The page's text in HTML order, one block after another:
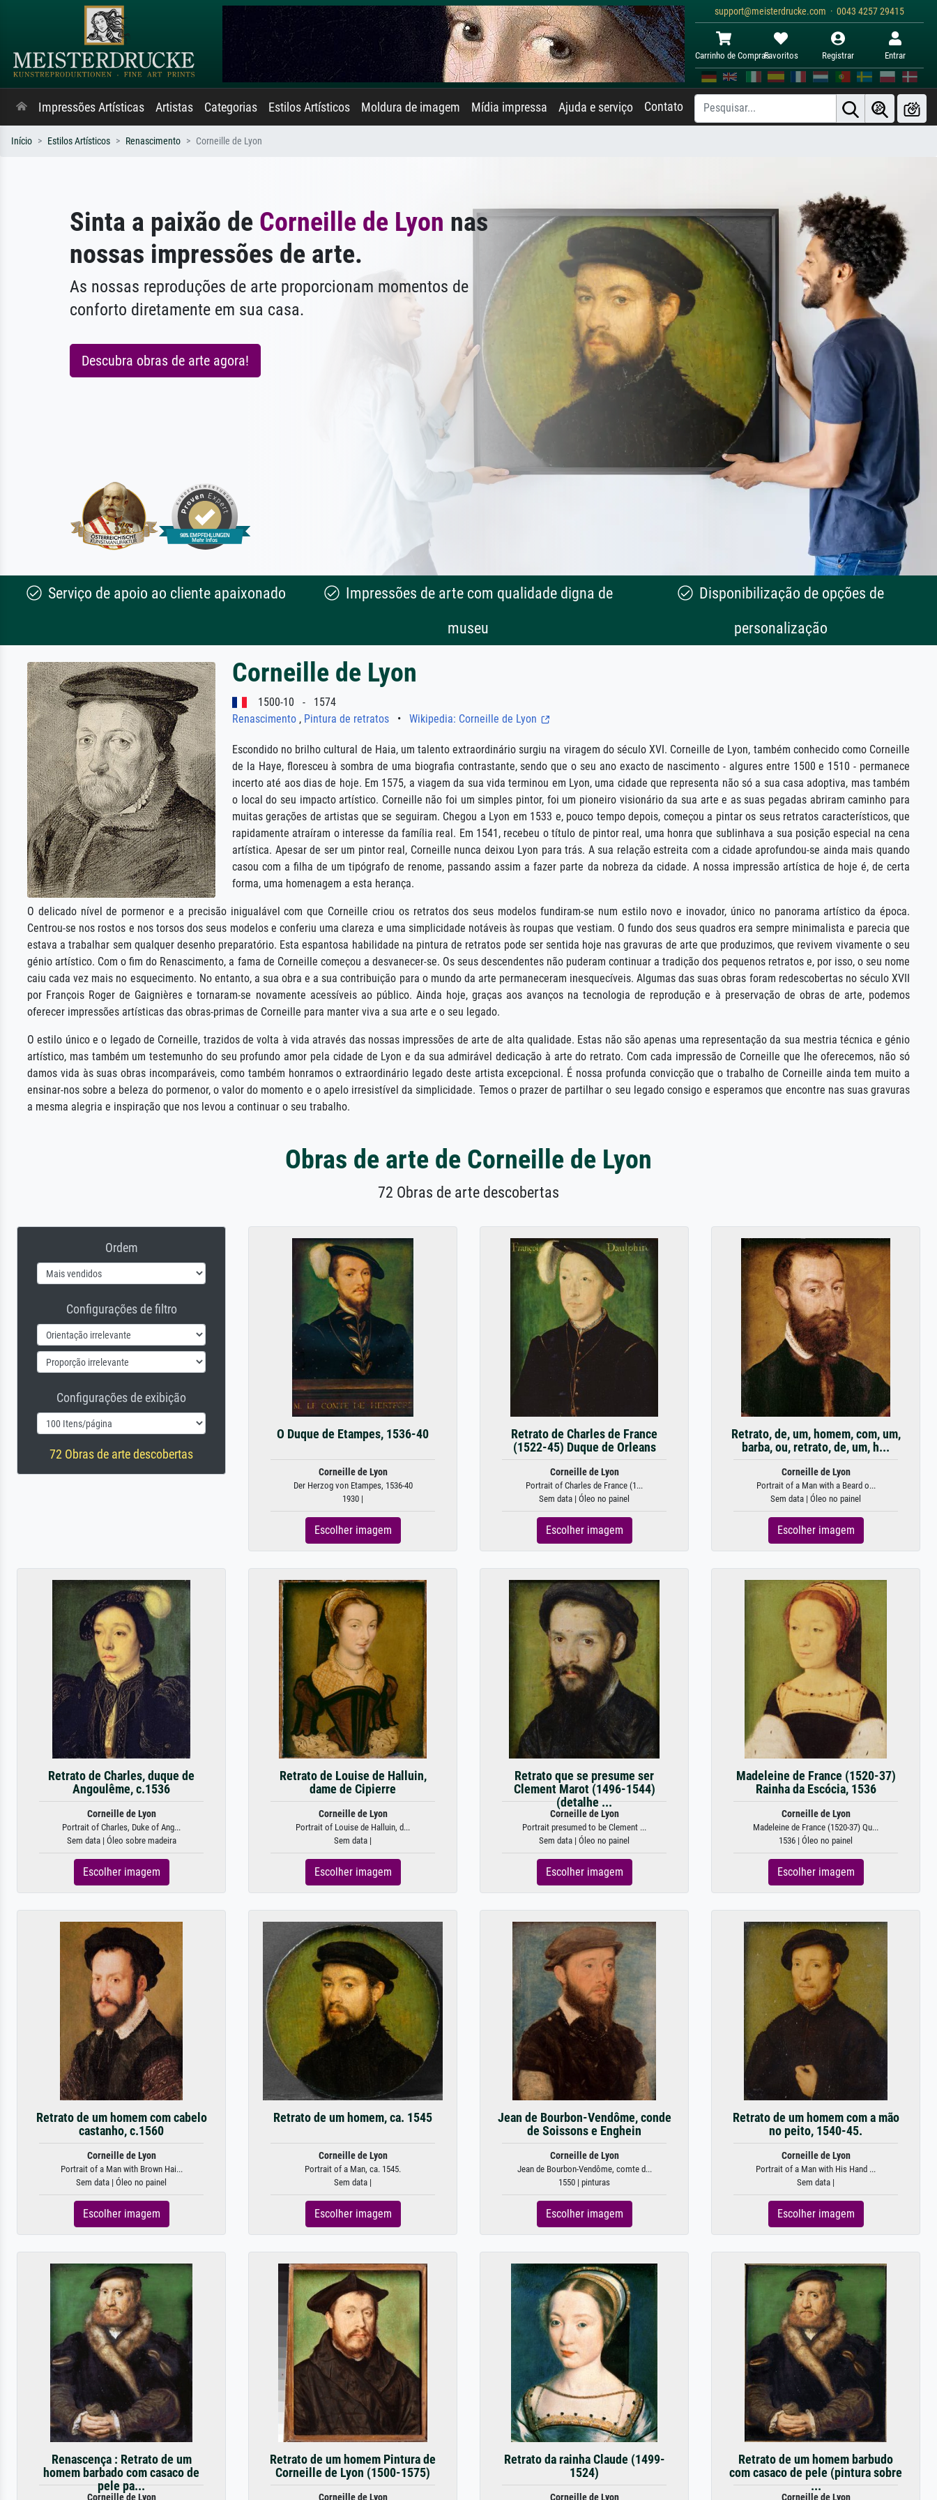
support@meisterdrucke.com · 0043 4257 29415
Carrinho de ComprasFavoritos Registrar Entrar
Impressões Artísticas Artistas Categorias Estilos Artísticos Moldura de imagem Mídia impressa Ajuda e serviço Contato
Início Estilos Artísticos Renascimento Corneille de Lyon
Sinta a paixão de Corneille de Lyon nas
nossas impressões de arte.
As nossas reproduções de arte proporcionam momentos de
conforto diretamente em sua casa.
Descubra obras de arte agora!
Serviço de apoio ao cliente apaixonado
Impressões de arte com qualidade digna de
museu
Disponibilização de opções de
personalização
Corneille de Lyon
1500-10 - 1574
Renascimento , Pintura de retratos • Wikipedia: Corneille de Lyon
Escondido no brilho cultural de Haia, um talento extraordinário surgiu na viragem do século XVI. Corneille de Lyon, também conhecido como Corneille
de la Haye, floresceu à sombra de uma biografia contrastante, sendo que o seu ano exacto de nascimento - algures entre 1500 e 1510 - permanece
incerto até aos dias de hoje. Em 1575, a viagem da sua vida terminou em Lyon, uma cidade que representa não só a sua casa adoptiva, mas também
o local do seu impacto artístico. Corneille não foi um simples pintor, foi um pioneiro visionário da sua arte e as suas pegadas abriram caminho para
muitas gerações de artistas que se seguiram. Chegou a Lyon em 1533 e, pouco tempo depois, começou a pintar os seus retratos característicos, que
rapidamente atraíram o interesse da família real. Em 1541, recebeu o título de pintor real, uma honra que sublinhava a sua posição especial na cena
artística. Apesar de ser um pintor real, Corneille nunca deixou Lyon para trás. A sua relação estreita com a cidade aprofundou-se ainda mais quando
casou com a filha de um tipógrafo de renome, passando assim a fazer parte da nobreza da cidade. A nossa impressão artística de hoje é, de certa
forma, uma homenagem a esta herança.
O delicado nível de pormenor e a precisão inigualável com que Corneille criou os retratos dos seus modelos fundiram-se num estilo novo e inovador, único no panorama artístico da época.
Centrou-se nos rostos e nos torsos dos seus modelos e conferiu uma clareza e uma simplicidade notáveis às roupas que vestiam. O fundo dos seus quadros era sempre minimalista e parecia que
estava a trabalhar sem qualquer desenho preparatório. Esta espantosa habilidade na pintura de retratos pode ser sentida hoje nas gravuras de arte que produzimos, que revivem vivamente o seu
génio artístico. Com o fim do Renascimento, a fama de Corneille começou a desvanecer-se. Os seus descendentes não puderam continuar a tradição dos pequenos retratos e, por isso, o seu nome
caiu cada vez mais no esquecimento. No entanto, a sua obra e a sua contribuição para o mundo da arte permaneceram inesquecíveis. Algumas das suas obras foram redescobertas no século XVII
por François Roger de Gaignières e tornaram-se novamente acessíveis ao público. Ainda hoje, graças aos avanços na tecnologia de reprodução e à preservação de obras de arte, podemos
oferecer impressões artísticas das obras-primas de Corneille para manter viva a sua arte e o seu legado.
O estilo único e o legado de Corneille, trazidos de volta à vida através das nossas impressões de arte de alta qualidade. Estas não são apenas uma representação da sua mestria técnica e génio
artístico, mas também um testemunho do seu profundo amor pela cidade de Lyon e da sua admirável dedicação à arte do retrato. Com cada impressão de Corneille que lhe oferecemos, não só
damos vida às suas obras incomparáveis, como também honramos o extraordinário legado deste artista excepcional. É nossa profunda convicção que o trabalho de Corneille ainda tem muito a
ensinar-nos sobre a beleza do pormenor, o valor do momento e o apelo irresistível da simplicidade. Temos o prazer de partilhar o seu legado consigo e esperamos que encontre nas suas gravuras
a mesma alegria e inspiração que nos levou a continuar o seu trabalho.
Obras de arte de Corneille de Lyon
72 Obras de arte descobertas
Ordem
Configurações de filtro
Configurações de exibição
72 Obras de arte descobertas
O Duque de Etampes, 1536-40
Corneille de Lyon
Der Herzog von Etampes, 1536-40
1930 |
Escolher imagem
Retrato de Charles de France
(1522-45) Duque de Orleans
Corneille de Lyon
Portrait of Charles de France (1...
Sem data | Óleo no painel
Escolher imagem
Retrato, de, um, homem, com, um,
barba, ou, retrato, de, um, h...
Corneille de Lyon
Portrait of a Man with a Beard o...
Sem data | Óleo no painel
Escolher imagem
Retrato de Charles, duque de
Angoulême, c.1536
Corneille de Lyon
Portrait of Charles, Duke of Ang...
Sem data | Óleo sobre madeira
Escolher imagem
Retrato de Louise de Halluin,
dame de Cipierre
Corneille de Lyon
Portrait of Louise de Halluin, d...
Sem data |
Escolher imagem
Retrato que se presume ser
Clement Marot (1496-1544)
(detalhe ...
Corneille de Lyon
Portrait presumed to be Clement ...
Sem data | Óleo no painel
Escolher imagem
Madeleine de France (1520-37)
Rainha da Escócia, 1536
Corneille de Lyon
Madeleine de France (1520-37) Qu...
1536 | Óleo no painel
Escolher imagem
Retrato de um homem com cabelo
castanho, c.1560
Corneille de Lyon
Portrait of a Man with Brown Hai...
Sem data | Óleo no painel
Escolher imagem
Retrato de um homem, ca. 1545
Corneille de Lyon
Portrait of a Man, ca. 1545.
Sem data |
Escolher imagem
Jean de Bourbon-Vendôme, conde
de Soissons e Enghein
Corneille de Lyon
Jean de Bourbon-Vendôme, comte d...
1550 | pinturas
Escolher imagem
Retrato de um homem com a mão
no peito, 1540-45.
Corneille de Lyon
Portrait of a Man with His Hand ...
Sem data |
Escolher imagem
Renascença : Retrato de um
homem barbado com casaco de
pele pa...
Corneille de Lyon
Retrato de um homem Pintura de
Corneille de Lyon (1500-1575)
Corneille de Lyon
Retrato da rainha Claude (1499-
1524)
Corneille de Lyon
Retrato de um homem barbudo
com casaco de pele (pintura sobre
...
Corneille de Lyon